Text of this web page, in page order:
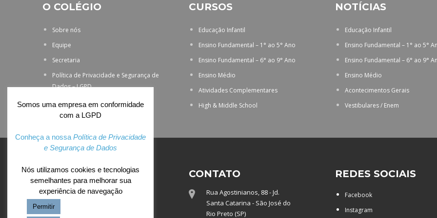
O COLÉGIO
Sobre nós
Equipe
Secretaria
Política de Privacidade e Segurança de
Dados – LGPD
CURSOS
Educação Infantil
Ensino Fundamental – 1° ao 5° Ano
Ensino Fundamental – 6° ao 9° Ano
Ensino Médio
Atividades Complementares
High & Middle School
NOTÍCIAS
Educação Infantil
Ensino Fundamental – 1° ao 5°
Ensino Fundamental – 6° ao 9°
Ensino Médio
Acontecimentos Gerais
Vestibulares / Enem
ACESSO EXCLUSIVO
Webmail
Totvs
CONTATO
Rua Agostinianos, 88 - Jd.
Santa Catarina - São José do
Rio Preto (SP)
REDES SOCIAIS
Facebook
Instagram
Somos uma empresa em conformidade
com a LGPD
Conheça a nossa Política de Privacidade
e Segurança de Dados
Nós utilizamos cookies e tecnologias
semelhantes para melhorar sua
experiência de navegação
Permitir